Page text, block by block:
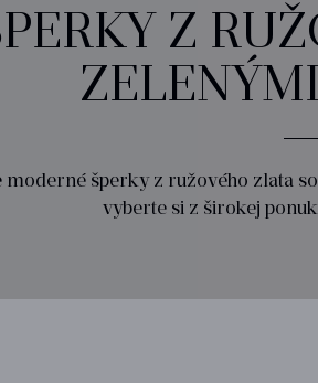
Z
moderné šperky z ružového zlata
vyberte si z širokej